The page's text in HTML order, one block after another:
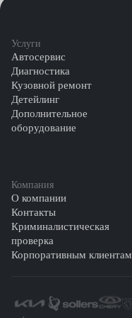
Услуги
Автосервис
Диагностика
Кузовной ремонт
Детейлинг
Дополнительное
оборудование
Компания
О компании
Контакты
Криминалистическая
проверка
Корпоративным клиентам